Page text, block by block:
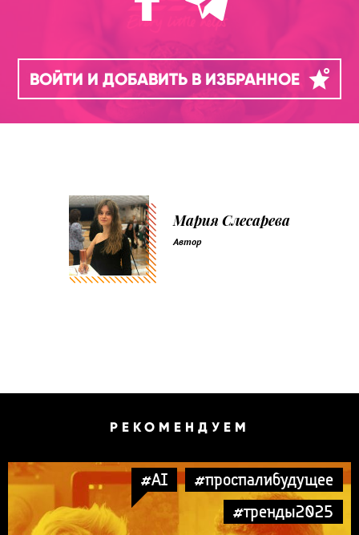
ВОЙТИ И ДОБАВИТЬ В ИЗБРАННОЕ
Мария Слесарева
Автор
РЕКОМЕНДУЕМ
#AI
#проспалибудущее
#тренды2025